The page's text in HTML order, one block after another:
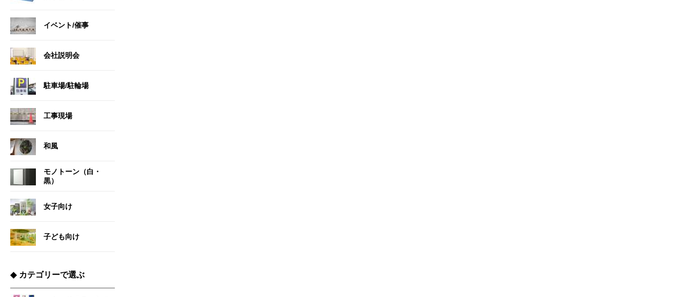
イベント/催事
会社説明会
駐車場/駐輪場
工事現場
和風
モノトーン（白・
黒）
女子向け
子ども向け
◆ カテゴリーで選ぶ